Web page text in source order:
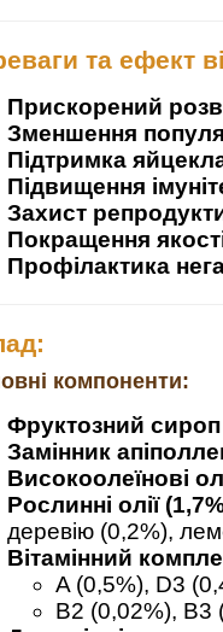
та ефект
Прискорений
Зменшення
Підтримка
Підвищення
Захист
Покращення
Профілактика
компоненти:
Фруктозний сироп
Замінник
Високоолеїнові
Рослинні олії
деревію (0,2%),
Вітамінний
A (0,5%), D3
B2 (0,02%), B3